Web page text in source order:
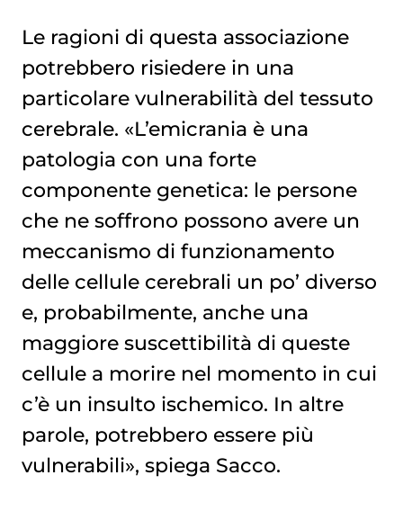
Le ragioni di questa associazione
potrebbero risiedere in una
particolare vulnerabilità del tessuto
cerebrale. «L’emicrania è una
patologia con una forte
componente genetica: le persone
che ne soffrono possono avere un
meccanismo di funzionamento
delle cellule cerebrali un po’ diverso
e, probabilmente, anche una
maggiore suscettibilità di queste
cellule a morire nel momento in cui
c’è un insulto ischemico. In altre
parole, potrebbero essere più
vulnerabili», spiega Sacco.